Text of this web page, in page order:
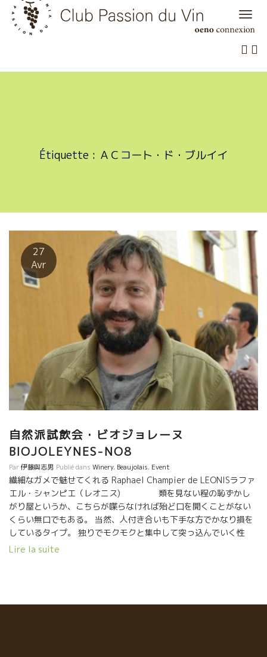
Skip
content
Étiquette : ＡＣコート・ド・ブルイイ
27
Avr
自然派試飲会・ビオジョレーヌ
BIOJOLEYNES-NO8
Par伊藤與志男 Publié dans Winery, Beaujolais, Event
繊細なガメで魅せてくれる Raphael Champier de LEONISラファ
エル・シャンピエ（レオニス) 類を見ない程の恥ずかし
がり屋というか、こちらが喋らなければ殆ど口を開くことがない
くらい無口でもある。 当然、人付き合いも下手な方でかなり損を
しているタイプ。 独りでモクモクと集中して突っ込んでいく性
格。 その無口さを、ワインで表明してカバーしている感じ。 我々
Lire la suite